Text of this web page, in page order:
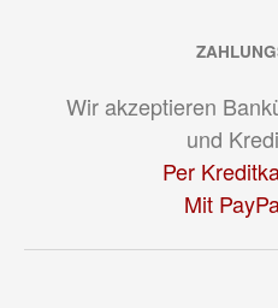
Wir akzeptieren
und
Per
Mit